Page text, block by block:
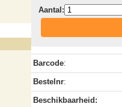
Aantal:
Barcode:
Bestelnr:
Beschikbaarheid: